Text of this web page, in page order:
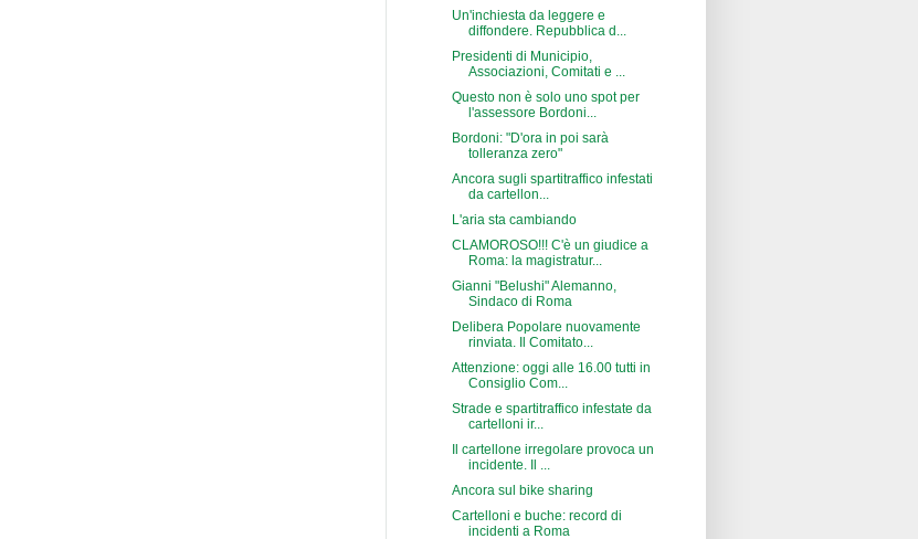
Un'inchiesta da leggere e
diffondere. Repubblica d...
Presidenti di Municipio,
Associazioni, Comitati e ...
Questo non è solo uno spot per
l'assessore Bordoni...
Bordoni: "D'ora in poi sarà
tolleranza zero"
Ancora sugli spartitraffico infestati
da cartellon...
L'aria sta cambiando
CLAMOROSO!!! C'è un giudice a
Roma: la magistratur...
Gianni "Belushi" Alemanno,
Sindaco di Roma
Delibera Popolare nuovamente
rinviata. Il Comitato...
Attenzione: oggi alle 16.00 tutti in
Consiglio Com...
Strade e spartitraffico infestate da
cartelloni ir...
Il cartellone irregolare provoca un
incidente. Il ...
Ancora sul bike sharing
Cartelloni e buche: record di
incidenti a Roma